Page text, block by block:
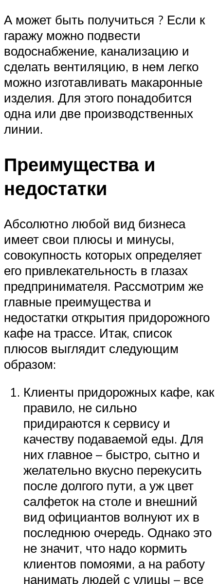
А может быть получиться ? Если к
гаражу можно подвести
водоснабжение, канализацию и
сделать вентиляцию, в нем легко
можно изготавливать макаронные
изделия. Для этого понадобится
одна или две производственных
линии.
Преимущества и
недостатки
Абсолютно любой вид бизнеса
имеет свои плюсы и минусы,
совокупность которых определяет
его привлекательность в глазах
предпринимателя. Рассмотрим же
главные преимущества и
недостатки открытия придорожного
кафе на трассе. Итак, список
плюсов выглядит следующим
образом:
Клиенты придорожных кафе, как
правило, не сильно
придираются к сервису и
качеству подаваемой еды. Для
них главное – быстро, сытно и
желательно вкусно перекусить
после долгого пути, а уж цвет
салфеток на столе и внешний
вид официантов волнуют их в
последнюю очередь. Однако это
не значит, что надо кормить
клиентов помоями, а на работу
нанимать людей с улицы – все